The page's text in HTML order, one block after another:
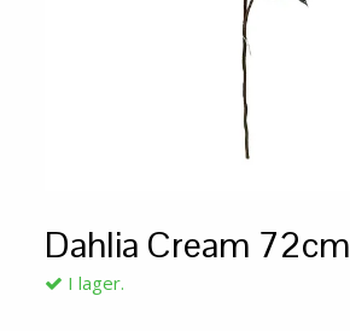
Dahlia Cream 72cm
I lager.